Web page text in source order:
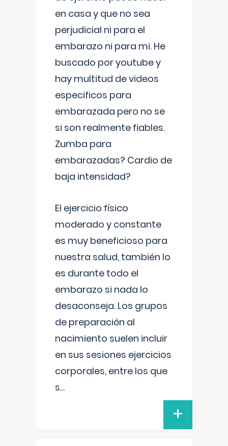
en casa y que no sea
perjudicial ni para el
embarazo ni para mi. He
buscado por youtube y
hay multitud de videos
especificos para
embarazada pero no se
si son realmente fiables.
Zumba para
embarazadas? Cardio de
baja intensidad?
El ejercicio físico
moderado y constante
es muy beneficioso para
nuestra salud, también lo
es durante todo el
embarazo si nada lo
desaconseja. Los grupos
de preparación al
nacimiento suelen incluir
en sus sesiones ejercicios
corporales, entre los que
s...
+